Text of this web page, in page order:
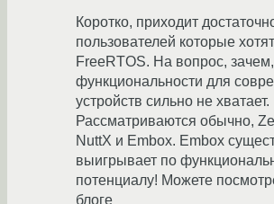
Коротко, приходит
пользователей которые
FreeRTOS. На вопрос, зачем,
функциональности для
устройств сильно не хватает.
Рассматриваются обычно,
NuttX и Embox. Embox
выигрывает по
потенциалу! Можете
блоге